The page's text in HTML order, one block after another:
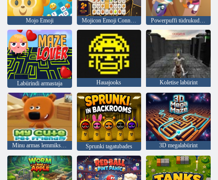
Mojo Emoji Mojicon Emoji Connect Powerpuffi tüdrukud hüpno õndsus
Labürindi armastaja Hauajooks Koletise labürint
Minu armas lemmiksõber Sprunki tagatubades 3D megalabürint